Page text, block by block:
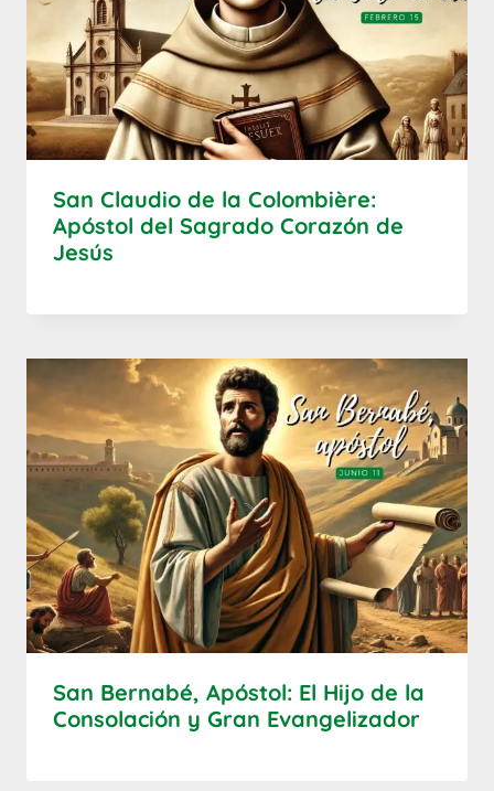
San Claudio de la Colombière:
Apóstol del Sagrado Corazón de
Jesús
San Bernabé, Apóstol: El Hijo de la
Consolación y Gran Evangelizador